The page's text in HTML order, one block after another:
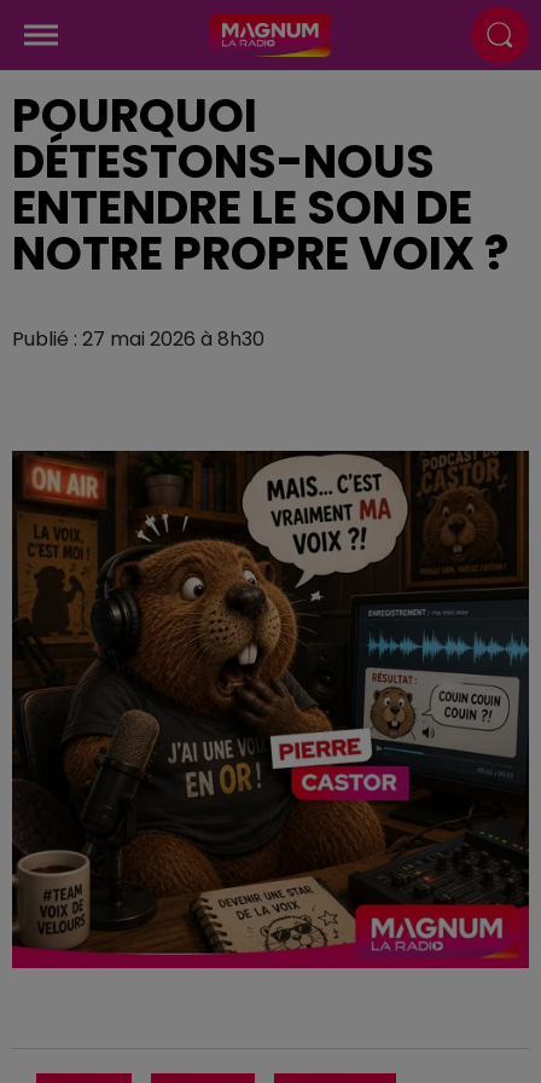
POURQUOI
DÉTESTONS-NOUS
ENTENDRE LE SON DE
NOTRE PROPRE VOIX ?
Publié : 27 mai 2026 à 8h30